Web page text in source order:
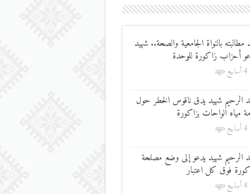
مطالبته بالنواة الجامعية والصحة.. شهيد
أحزاب زاكورة للوحدة
4 أسابيع ago
الرحيم شهيد يدق ناقوس الخطر حول
مياه الواحات بزاكورة
4 أسابيع ago
الرحيم شهيد يدعو إلى وضع مصلحة
فوق كل اعتبار
4 أسابيع ago